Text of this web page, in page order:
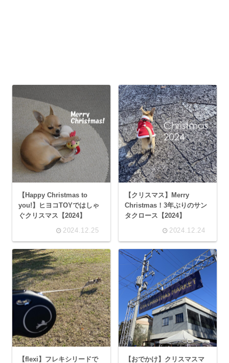
【Happy Christmas to
you!】ヒヨコTOYではしゃ
ぐクリスマス【2024】
2024.12.25
【クリスマス】Merry
Christmas！3年ぶりのサン
タクロース【2024】
2024.12.24
【flexi】フレキシリードで
【おでかけ】クリスマスマ